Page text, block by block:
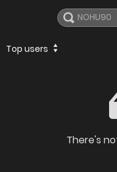
Top users
There's